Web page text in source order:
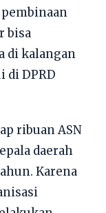
bisa
di kalangan
di DPRD
ribuan ASN
daerah
Karena